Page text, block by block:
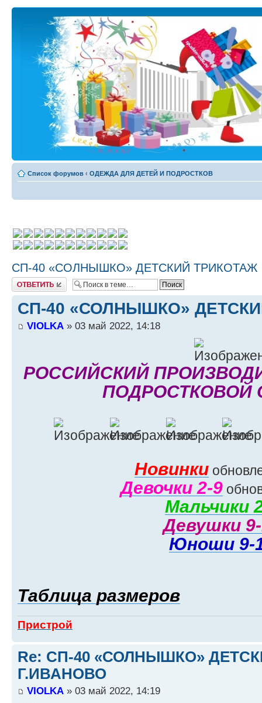
Список форумов ‹ ОДЕЖДА ДЛЯ ДЕТЕЙ И ПОДРОСТКОВ
СП-40 «СОЛНЫШКО» ДЕТСКИЙ ТРИКОТАЖ
Ответить
СП-40 «СОЛНЫШКО»
VIOLKA » 03 май 2022, 14:18
РОССИЙСКИЙ
Новинки
Девочки 2-9
Мальчики
Девушки
Юноши 9-
Таблица размеров
Пристрой
Re: СП-40 «СОЛНЫШКО»
Г.ИВАНОВО
VIOLKA » 03 май 2022, 14:19